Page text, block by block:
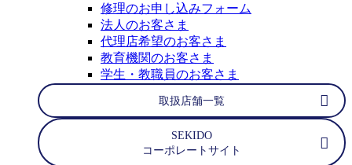
修理のお申し込みフォーム
法人のお客さま
代理店希望のお客さま
教育機関のお客さま
学生・教職員のお客さま
取扱店舗一覧
SEKIDO
コーポレートサイト